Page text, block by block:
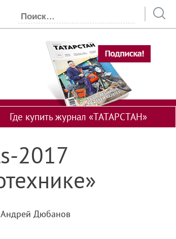
Где купить журнал «ТАТАРСТАН»
2017
Андрей Дюбанов